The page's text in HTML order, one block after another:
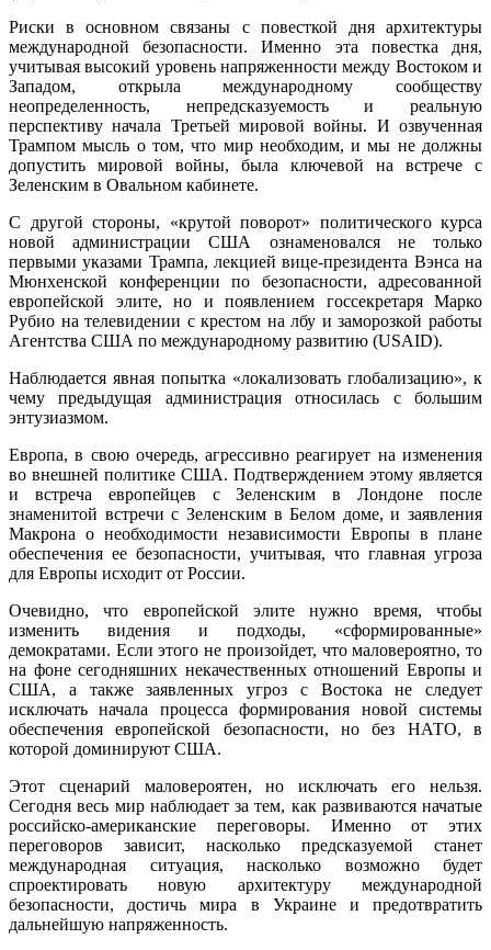
Риски в основном связаны с повесткой дня архитектуры
международной безопасности. Именно эта повестка дня,
учитывая высокий уровень напряженности между Востоком и
Западом, открыла международному сообществу
неопределенность, непредсказуемость и реальную
перспективу начала Третьей мировой войны. И озвученная
Трампом мысль о том, что мир необходим, и мы не должны
допустить мировой войны, была ключевой на встрече с
Зеленским в Овальном кабинете.
С другой стороны, «крутой поворот» политического курса
новой администрации США ознаменовался не только
первыми указами Трампа, лекцией вице-президента Вэнса на
Мюнхенской конференции по безопасности, адресованной
европейской элите, но и появлением госсекретаря Марко
Рубио на телевидении с крестом на лбу и заморозкой работы
Агентства США по международному развитию (USAID).
Наблюдается явная попытка «локализовать глобализацию», к
чему предыдущая администрация относилась с большим
энтузиазмом.
Европа, в свою очередь, агрессивно реагирует на изменения
во внешней политике США. Подтверждением этому является
и встреча европейцев с Зеленским в Лондоне после
знаменитой встречи с Зеленским в Белом доме, и заявления
Макрона о необходимости независимости Европы в плане
обеспечения ее безопасности, учитывая, что главная угроза
для Европы исходит от России.
Очевидно, что европейской элите нужно время, чтобы
изменить видения и подходы, «сформированные»
демократами. Если этого не произойдет, что маловероятно, то
на фоне сегодняшних некачественных отношений Европы и
США, а также заявленных угроз с Востока не следует
исключать начала процесса формирования новой системы
обеспечения европейской безопасности, но без НАТО, в
которой доминируют США.
Этот сценарий маловероятен, но исключать его нельзя.
Сегодня весь мир наблюдает за тем, как развиваются начатые
российско-американские переговоры. Именно от этих
переговоров зависит, насколько предсказуемой станет
международная ситуация, насколько возможно будет
спроектировать новую архитектуру международной
безопасности, достичь мира в Украине и предотвратить
дальнейшую напряженность.